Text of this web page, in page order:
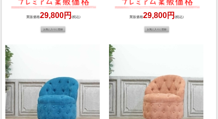
業販価格29,800円 (税込) 業販価格29,800円(税込)